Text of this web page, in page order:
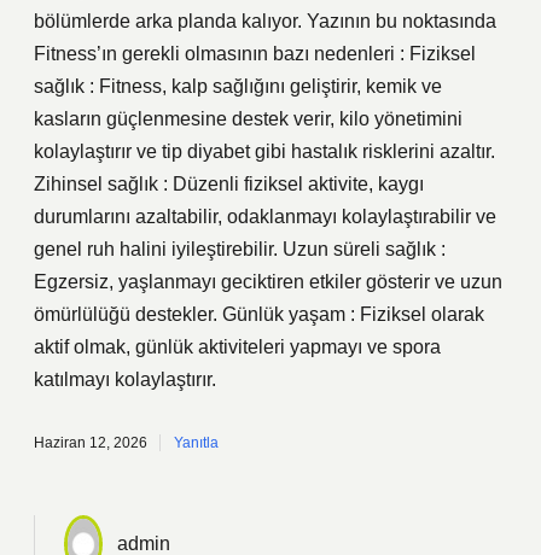
bölümlerde arka planda kalıyor. Yazının bu noktasında
Fitness’ın gerekli olmasının bazı nedenleri : Fiziksel
sağlık : Fitness, kalp sağlığını geliştirir, kemik ve
kasların güçlenmesine destek verir, kilo yönetimini
kolaylaştırır ve tip diyabet gibi hastalık risklerini azaltır.
Zihinsel sağlık : Düzenli fiziksel aktivite, kaygı
durumlarını azaltabilir, odaklanmayı kolaylaştırabilir ve
genel ruh halini iyileştirebilir. Uzun süreli sağlık :
Egzersiz, yaşlanmayı geciktiren etkiler gösterir ve uzun
ömürlülüğü destekler. Günlük yaşam : Fiziksel olarak
aktif olmak, günlük aktiviteleri yapmayı ve spora
katılmayı kolaylaştırır.
Haziran 12, 2026 Yanıtla